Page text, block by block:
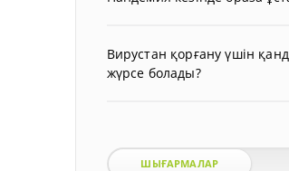
Вирустан қорғану үшін
жүрсе болады?
ШЫҒАРМАЛАР